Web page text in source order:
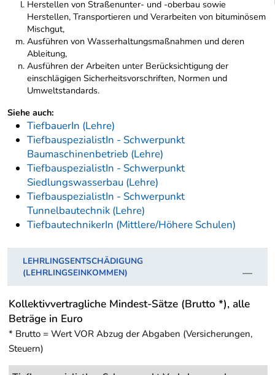
Herstellen von Straßenunter- und -oberbau sowie
Herstellen, Transportieren und Verarbeiten von bituminösem
Mischgut,
Ausführen von Wasserhaltungsmaßnahmen und deren
Ableitung,
Ausführen der Arbeiten unter Berücksichtigung der
einschlägigen Sicherheitsvorschriften, Normen und
Umweltstandards.
Siehe auch:
TiefbauerIn (Lehre)
TiefbauspezialistIn - Schwerpunkt
Baumaschinenbetrieb (Lehre)
TiefbauspezialistIn - Schwerpunkt
Siedlungswasserbau (Lehre)
TiefbauspezialistIn - Schwerpunkt
Tunnelbautechnik (Lehre)
TiefbautechnikerIn (Mittlere/Höhere Schulen)
LEHRLINGSENTSCHÄDIGUNG
(LEHRLINGSEINKOMMEN)
Kollektivvertragliche Mindest-Sätze (Brutto *), alle
Beträge in Euro
* Brutto = Wert VOR Abzug der Abgaben (Versicherungen,
Steuern)